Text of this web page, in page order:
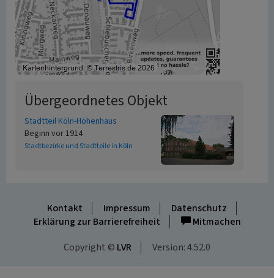
Übergeordnetes Objekt
Stadtteil Köln-Höhenhaus
Beginn vor 1914
Stadtbezirke und Stadtteile in Köln
Kontakt Impressum
Datenschutz
Erklärung zur Barrierefreiheit
Mitmachen
Copyright © LVR Version: 4.52.0